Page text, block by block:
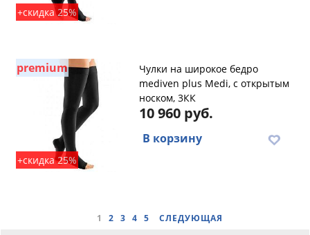
+скидка 25%
premium
+скидка 25%
Чулки на широкое бедро
mediven plus Medi, с открытым
носком, 3КК
10 960 руб.
В корзину
1 2 3 4 5 СЛЕДУЮЩАЯ